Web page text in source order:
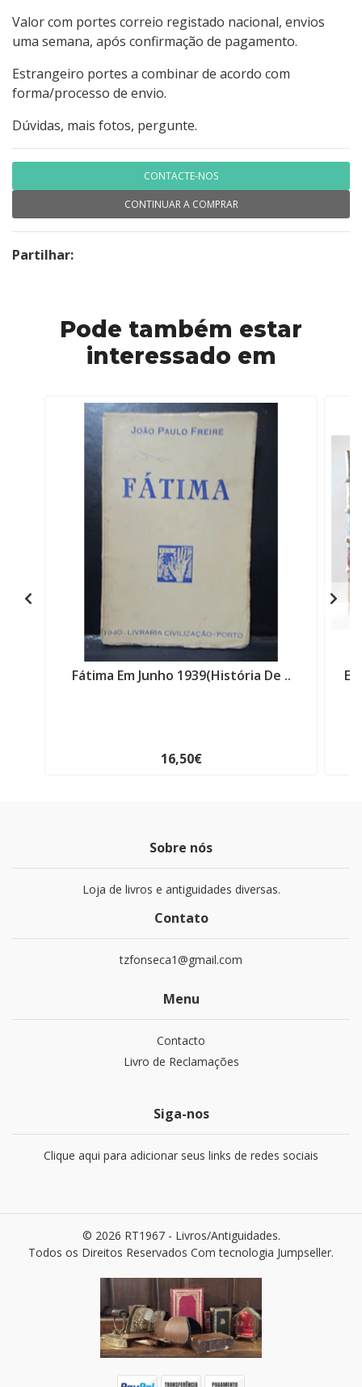
Valor com portes correio registado nacional, envios
uma semana, após confirmação de pagamento.
Estrangeiro portes a combinar de acordo com
forma/processo de envio.
Dúvidas, mais fotos, pergunte.
CONTACTE-NOS
CONTINUAR A COMPRAR
Partilhar:
Pode também estar
interessado em
Fátima Em Junho 1939(História De ..
16,50€
Sobre nós
Loja de livros e antiguidades diversas.
Contato
tzfonseca1@gmail.com
Menu
Contacto
Livro de Reclamações
Siga-nos
Clique aqui para adicionar seus links de redes sociais
© 2026 RT1967 - Livros/Antiguidades.
Todos os Direitos Reservados Com tecnologia Jumpseller.